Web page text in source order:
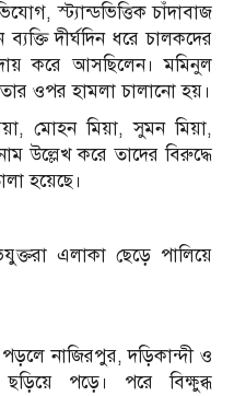
স্ট্যান্ডভিত্তিক চাঁদাবাজ
দীর্ঘদিন ধরে চালকদের
করে আসছিলেন। মমিনুল
তার ওপর হামলা চালানো হয়।
মোহন মিয়া, সুমন মিয়া,
উল্লেখ করে তাদের বিরুদ্ধে
হয়েছে।
এলাকা ছেড়ে পালিয়ে
নাজিরপুর, দড়িকান্দী ও
পড়ে। পরে বিক্ষুব্ধ